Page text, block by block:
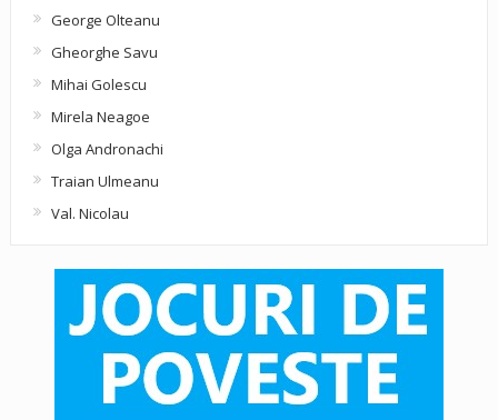
George Olteanu
Gheorghe Savu
Mihai Golescu
Mirela Neagoe
Olga Andronachi
Traian Ulmeanu
Val. Nicolau